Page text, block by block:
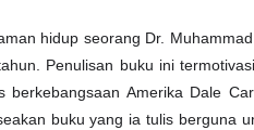
hidup seorang Dr.
Penulisan buku ini
Amerika Dale
buku yang ia tulis berguna